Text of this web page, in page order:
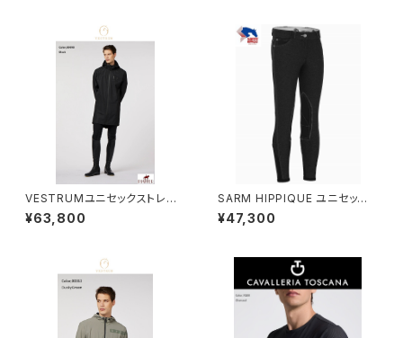
VESTRUMユニセックストレン
チコートZ312720137
¥63,800
SARM HIPPIQUE ユニセック
ス ジュニア膝グリップブリー
チ JJ04
¥47,300